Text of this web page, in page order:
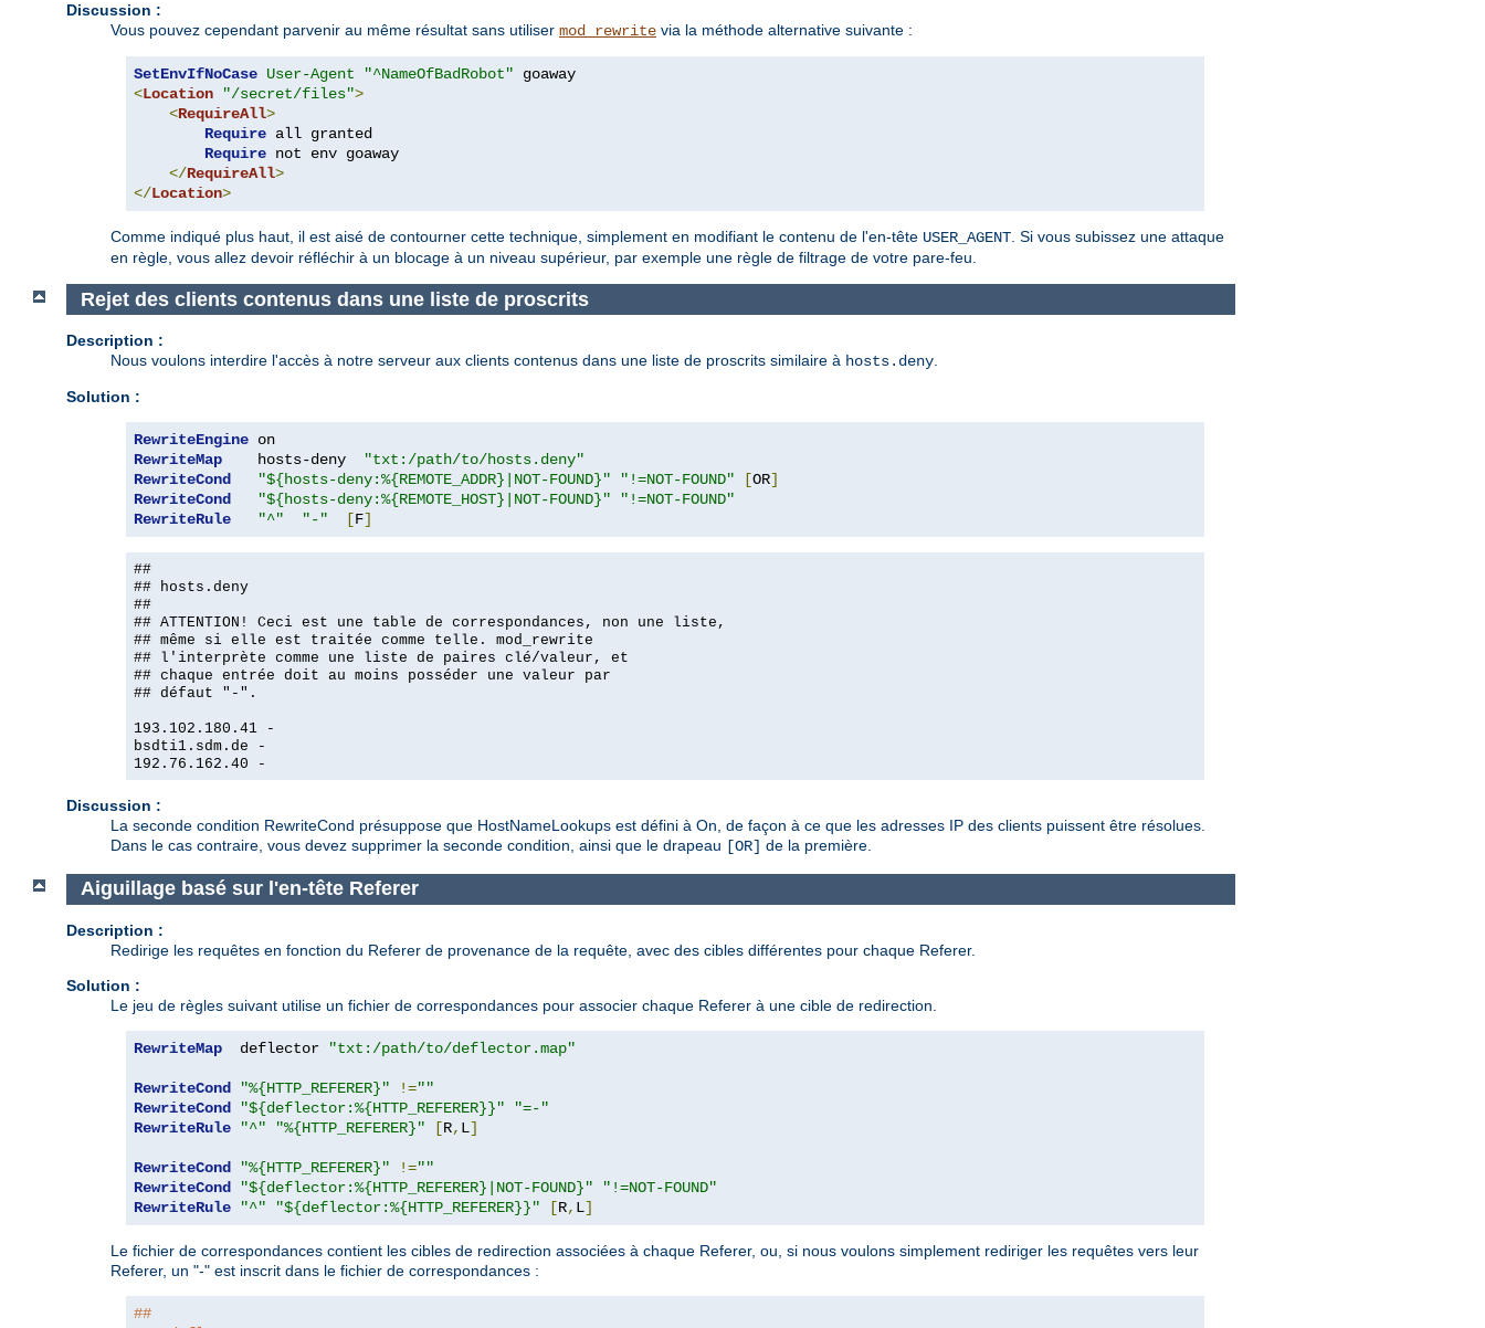
Discussion :
Vous pouvez cependant parvenir au même résultat sans utiliser mod_rewrite via la méthode alternative suivante :
SetEnvIfNoCase User-Agent "^NameOfBadRobot"
<Location "/secret/files">
<RequireAll>
Require all granted
Require not env goaway
</RequireAll>
</Location>
Comme indiqué plus haut, il est aisé de contourner cette technique, simplement en modifiant le contenu de l'en-tête USER_AGENT . Si vous subissez une attaque
en règle, vous allez devoir réfléchir à un blocage à un niveau supérieur, par exemple une règle de filtrage de votre pare-feu.
Rejet des clients contenus dans une liste de proscrits
Description :
Nous voulons interdire l'accès à notre serveur aux clients contenus dans une liste de proscrits similaire à hosts.deny.
Solution :
RewriteEngine
RewriteMap
    hosts-deny
"txt:/path/to/hosts.deny"
RewriteCond
"${hosts-deny:%{REMOTE_ADDR}|NOT-FOUND}" "!=NOT-FOUND" [OR]
RewriteCond
"${hosts-deny:%{REMOTE_HOST}|NOT-FOUND}"
"!=NOT-FOUND"
RewriteRule
"^" "-" [F]
##
## hosts.deny
##
## ATTENTION! Ceci est une table de correspondances, non une liste,
## même si elle est traitée comme telle. mod_rewrite
## l'interprète comme une liste de paires clé/valeur, et
## chaque entrée doit au moins posséder une valeur par
## défaut "-".
193.102.180.41 -
bsdti1.sdm.de -
192.76.162.40 -
Discussion :
La seconde condition RewriteCond présuppose que HostNameLookups est défini à On, de façon à ce que les adresses IP des clients puissent être résolues.
Dans le cas contraire, vous devez supprimer la seconde condition, ainsi que le drapeau [OR] de la première.
Aiguillage basé sur l'en-tête Referer
Description :
Redirige les requêtes en fonction du Referer de provenance de la requête, avec des cibles différentes pour chaque Referer.
Solution :
Le jeu de règles suivant utilise un fichier de correspondances pour associer chaque Referer à une cible de redirection.
RewriteMap
  deflector
"txt:/path/to/deflector.map"
RewriteCond "%{HTTP_REFERER}" !=""
RewriteCond
"${deflector:%{HTTP_REFERER}}"
"=-"
RewriteRule
"^" "%{HTTP_REFERER}" [R, L]
RewriteCond "%{HTTP_REFERER}" !=""
RewriteCond
"${deflector:%{HTTP_REFERER}|NOT-FOUND}"
"!=NOT-FOUND"
RewriteRule
"^" "${deflector:%{HTTP_REFERER}}" [R, L]
Le fichier de correspondances contient les cibles de redirection associées à chaque Referer, ou, si nous voulons simplement rediriger les requêtes vers leur
Referer, un "-" est inscrit dans le fichier de correspondances :
##